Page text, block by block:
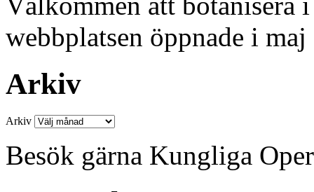
webbplatsen öppnade i
Arkiv
Arkiv
Besök gärna Kungliga